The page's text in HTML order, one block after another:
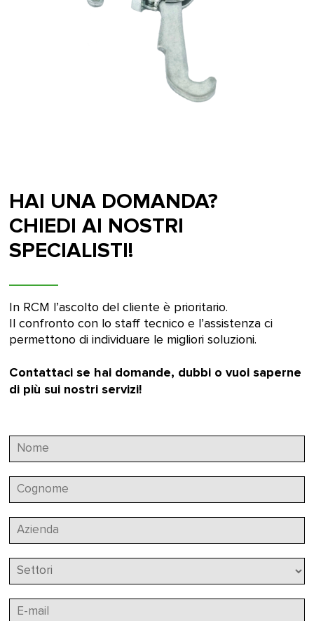
HAI UNA DOMANDA?
CHIEDI AI NOSTRI
SPECIALISTI!
In RCM l’ascolto del cliente è prioritario.
Il confronto con lo staff tecnico e l’assistenza ci
permettono di individuare le migliori soluzioni.
Contattaci se hai domande, dubbi o vuoi saperne
di più sui nostri servizi!